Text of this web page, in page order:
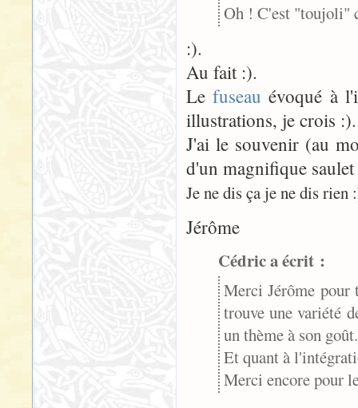
Oh ! C'est "toujoli"
:).
Au fait :).
Lefuseau évoqué à
illustrations, je crois :).
J'ai le souvenir (au
d'un magnifique
Je ne dis ça je ne dis rien
Jérôme
Cédric a écrit :
Merci Jérôme pour
trouve une variété
un thème à son goût.
Et quant à
Merci encore pour